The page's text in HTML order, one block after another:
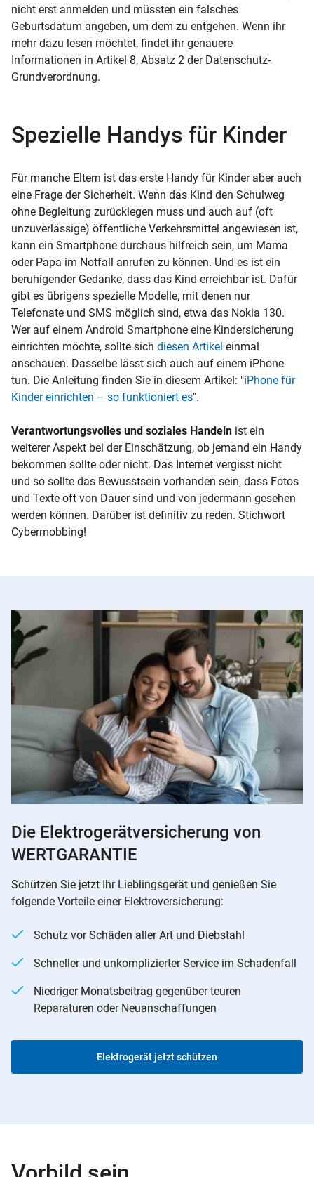
nicht erst anmelden und müssten ein falsches
Geburtsdatum angeben, um dem zu entgehen. Wenn ihr
mehr dazu lesen möchtet, findet ihr genauere
Informationen in Artikel 8, Absatz 2 der Datenschutz-
Grundverordnung.
Spezielle Handys für Kinder
Für manche Eltern ist das erste Handy für Kinder aber auch
eine Frage der Sicherheit. Wenn das Kind den Schulweg
ohne Begleitung zurücklegen muss und auch auf (oft
unzuverlässige) öffentliche Verkehrsmittel angewiesen ist,
kann ein Smartphone durchaus hilfreich sein, um Mama
oder Papa im Notfall anrufen zu können. Und es ist ein
beruhigender Gedanke, dass das Kind erreichbar ist. Dafür
gibt es übrigens spezielle Modelle, mit denen nur
Telefonate und SMS möglich sind, etwa das Nokia 130.
Wer auf einem Android Smartphone eine Kindersicherung
einrichten möchte, sollte sich diesen Artikel einmal
anschauen. Dasselbe lässt sich auch auf einem iPhone
tun. Die Anleitung finden Sie in diesem Artikel: "iPhone für
Kinder einrichten – so funktioniert es".
Verantwortungsvolles und soziales Handeln ist ein
weiterer Aspekt bei der Einschätzung, ob jemand ein Handy
bekommen sollte oder nicht. Das Internet vergisst nicht
und so sollte das Bewusstsein vorhanden sein, dass Fotos
und Texte oft von Dauer sind und von jedermann gesehen
werden können. Darüber ist definitiv zu reden. Stichwort
Cybermobbing!
Die Elektrogerätversicherung von
WERTGARANTIE
Schützen Sie jetzt Ihr Lieblingsgerät und genießen Sie
folgende Vorteile einer Elektroversicherung:
Schutz vor Schäden aller Art und Diebstahl
Schneller und unkomplizierter Service im Schadenfall
Niedriger Monatsbeitrag gegenüber teuren
Reparaturen oder Neuanschaffungen
Elektrogerät jetzt schützen